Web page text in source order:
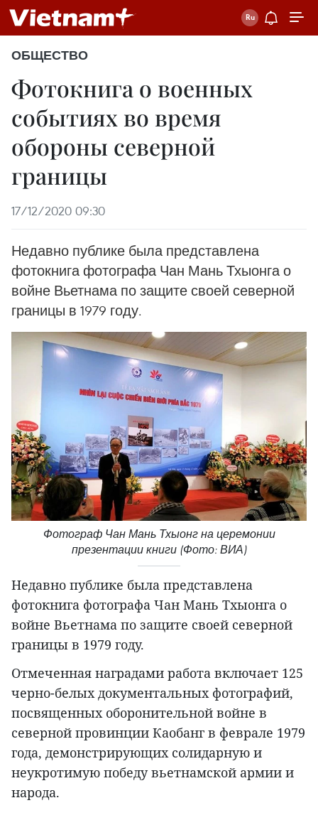
ОБЩЕСТВО
Фотокнига о военных
событиях во время
обороны северной
границы
17/12/2020 09:30
Недавно публике была представлена
фотокнига фотографа Чан Мань Тхыонга о
войне Вьетнама по защите своей северной
границы в 1979 году.
Фотограф Чан Мань Тхыонг на церемонии
презентации книги (Фото: ВИА)
Недавно публике была представлена
фотокнига фотографа Чан Мань Тхыонга о
войне Вьетнама по защите своей северной
границы в 1979 году.
Отмеченная наградами работа включает 125
черно-белых документальных фотографий,
посвященных оборонительной войне в
северной провинции Каобанг в феврале 1979
года, демонстрирующих солидарную и
неукротимую победу вьетнамской армии и
народа.